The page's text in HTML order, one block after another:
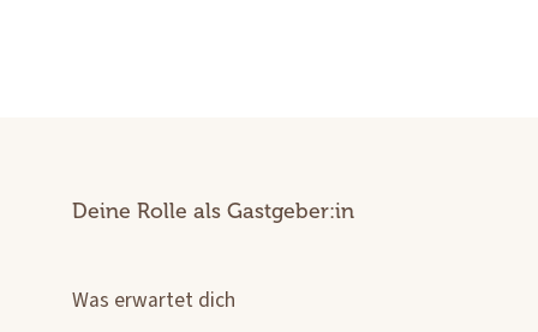
Deine Rolle als Gastgeber:in
Was erwartet dich